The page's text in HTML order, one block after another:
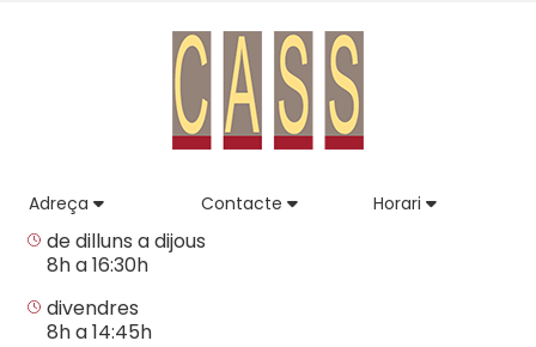
Adreça Contacte Horari
de dilluns a dijous
8h a 16:30h
divendres
8h a 14:45h